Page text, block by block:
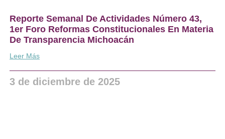
Reporte Semanal De Actividades Número 43,
1er Foro Reformas Constitucionales En Materia
De Transparencia Michoacán
Leer Más
3 de diciembre de 2025